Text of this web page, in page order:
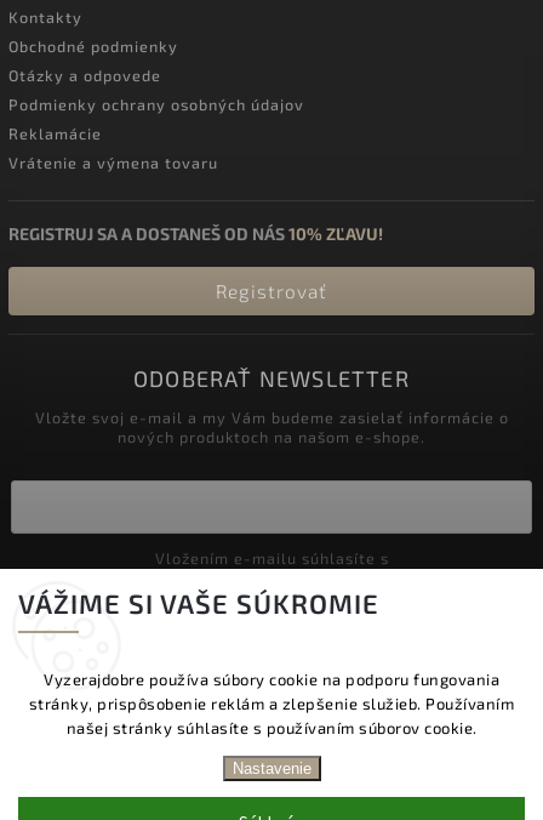
VÁŽIME SI VAŠE SÚKROMIE
Vyzerajdobre používa súbory cookie na podporu fungovania
stránky, prispôsobenie reklám a zlepšenie služieb. Používaním
našej stránky súhlasíte s používaním súborov cookie.
Nastavenie
DOPRAVA ZADARMO NAD 60 € | DODANIE V
PRACOVNÝCH DŇOCH DO 24 HOD. | BEZPLATNÁ
VÝMENA TOVARU | ZĽAVA 10 % NA PRVÝ NÁKUP
Kontakty
Obchodné podmienky
Otázky a odpovede
Podmienky ochrany osobných údajov
Reklamácie
Vrátenie a výmena tovaru
REGISTRUJ SA A DOSTANEŠ OD NÁS10% ZĽAVU!
Registrovať
ODOBERAŤ NEWSLETTER
Vložte svoj e-mail a my Vám budeme zasielať informácie o
nových produktoch na našom e-shope.
Copyright 2026Vyzeraj dobre. Všetky práva vyhradené.
Upraviť nastavenie cookies
Shoptet| DesignShoptak.cz.